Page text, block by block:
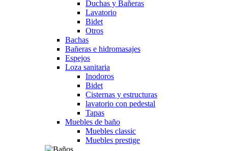
Duchas y Bañeras
Lavatorio
Bidet
Otros
Bachas
Bañeras e hidromasajes
Espejos
Loza sanitaria
Inodoros
Bidet
Cisternas y estructuras
lavatorio con pedestal
Tapas
Muebles de baño
Muebles classic
Muebles prestige